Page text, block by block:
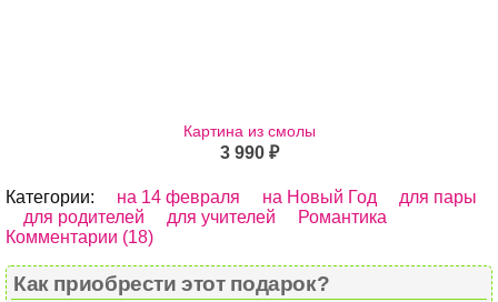
Картина из смолы
3 990 ₽
Категории: на 14 февраля на Новый Год
для пары
для родителей
для учителей
Романтика
Комментарии (18)
Как приобрести этот подарок?